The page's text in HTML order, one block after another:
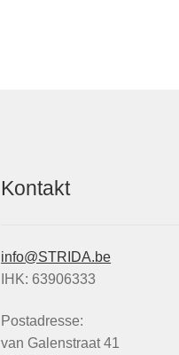
Kontakt
info@STRIDA.be
IHK: 63906333
Postadresse:
van Galenstraat 41